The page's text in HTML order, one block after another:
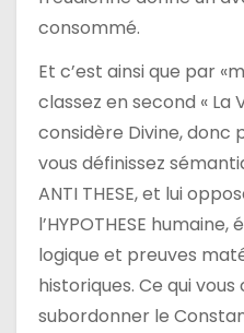
c
e
consommé.
Et c’est ainsi que par
classez en second « La
considère Divine, donc
vous définissez
ANTI THESE, et lui
l’HYPOTHESE
logique et preuves
historiques. Ce qui vous
subordonner le